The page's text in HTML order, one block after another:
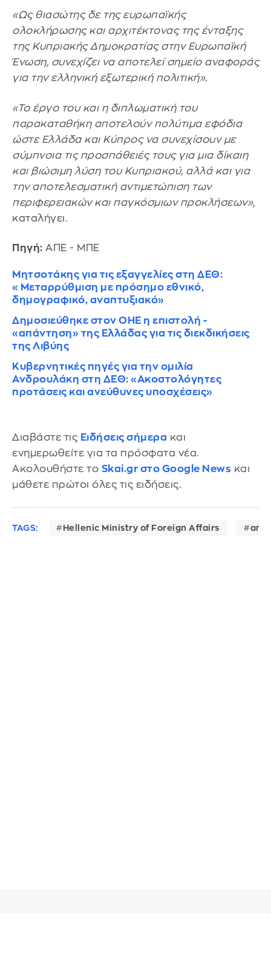
«Ως θιασώτης δε της ευρωπαϊκής
ολοκλήρωσης και αρχιτέκτονας της ένταξης
της Κυπριακής Δημοκρατίας στην Ευρωπαϊκή
Ένωση, συνεχίζει να αποτελεί σημείο αναφοράς
για την ελληνική εξωτερική πολιτική».
«Το έργο του και η διπλωματική του
παρακαταθήκη αποτελούν πολύτιμα εφόδια
ώστε Ελλάδα και Κύπρος να συνεχίσουν με
σύμπνοια τις προσπάθειές τους για μια δίκαιη
και βιώσιμη λύση του Κυπριακού, αλλά και για
την αποτελεσματική αντιμετώπιση των
περιφερειακών και παγκόσμιων προκλήσεων»,
καταλήγει.
Πηγή: ΑΠΕ - ΜΠΕ
Μητσοτάκης για τις εξαγγελίες στη ΔΕΘ:
«Μεταρρύθμιση με πρόσημο εθνικό,
δημογραφικό, αναπτυξιακό»
Δημοσιεύθηκε στον ΟΗΕ η επιστολή -
«απάντηση» της Ελλάδας για τις διεκδικήσεις
της Λιβύης
Κυβερνητικές πηγές για την ομιλία
Ανδρουλάκη στη ΔΕΘ: «Ακοστολόγητες
προτάσεις και ανεύθυνες υποσχέσεις»
Διαβάστε τις Ειδήσεις σήμερα και
ενημερωθείτε για τα πρόσφατα νέα.
Ακολουθήστε το Skai.gr στο Google News και
μάθετε πρώτοι όλες τις ειδήσεις.
TAGS: Hellenic Ministry of Foreign Affairs